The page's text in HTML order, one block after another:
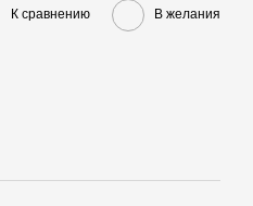
К сравнению В желания